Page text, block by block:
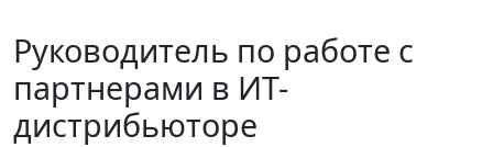
Руководитель по работе с
партнерами в ИТ-
дистрибьюторе